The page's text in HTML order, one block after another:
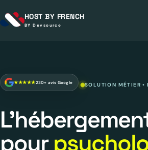
HOST BY FRENCH
BY Devsource
★★★★★230+ avis Google SOLUTION MÉTIER •
pour